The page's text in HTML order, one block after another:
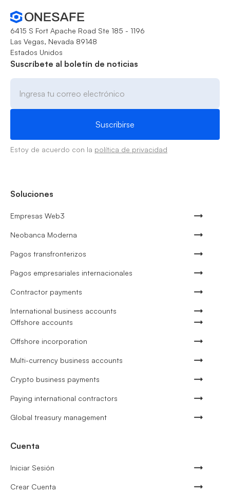
6415 S Fort Apache Road Ste 185 - 1196
Las Vegas, Nevada 89148
Estados Unidos
Suscríbete al boletín de noticias
Estoy de acuerdo con la política de privacidad
Soluciones
Empresas Web3
Neobanca Moderna
Pagos transfronterizos
Pagos empresariales internacionales
Contractor payments
International business accounts
Offshore accounts
Offshore incorporation
Multi-currency business accounts
Crypto business payments
Paying international contractors
Global treasury management
Cuenta
Iniciar Sesión
Crear Cuenta